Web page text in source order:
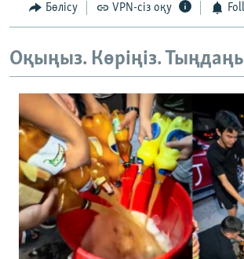
Бөлісу VPN-сіз оқу
Оқыңыз. Көріңіз.